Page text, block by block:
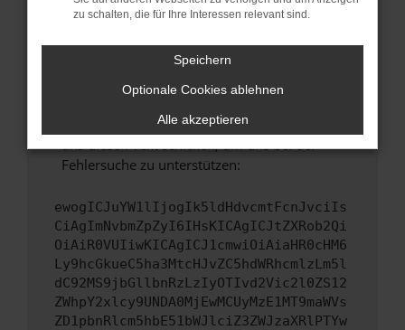
führen, dass bestimmte Funktionen nicht mehr
Wende dich an den Webseitenbetreiber.
Wenn du alle oben genannten Schritte versucht
versuchen, das Problem zu beheben. Du kannst
uns diesen Text schicken, um uns bei der
Fehlersuche zu unterstützen:
ewogICJuYW1lIjogIk5ldHdvcmtFcnJvciIs
CiAgImNvbmZpZyI6IHsKICAgICJtZXRob2Qi
OiAiR0VUIiwKICAgICJ1cmwiOiAiaHR0cHM6
Ly9hcGkueC5ha3MtcHJvZC5hdWRhcmlzLm5l
dC92MS9jbGllbnRzLzIyOTIvd2Vic2l0ZS12
ZWhpY2xlcy9UNDA0MjEwMCUyMzE1MT9maWVs
ZD1pbnRlcm5hbE51bWJlciZ3ZWJzaXRlPTYw
zu schalten, die für Ihre Interessen relevant sind.
Speichern
Optionale Cookies ablehnen
Alle akzeptieren